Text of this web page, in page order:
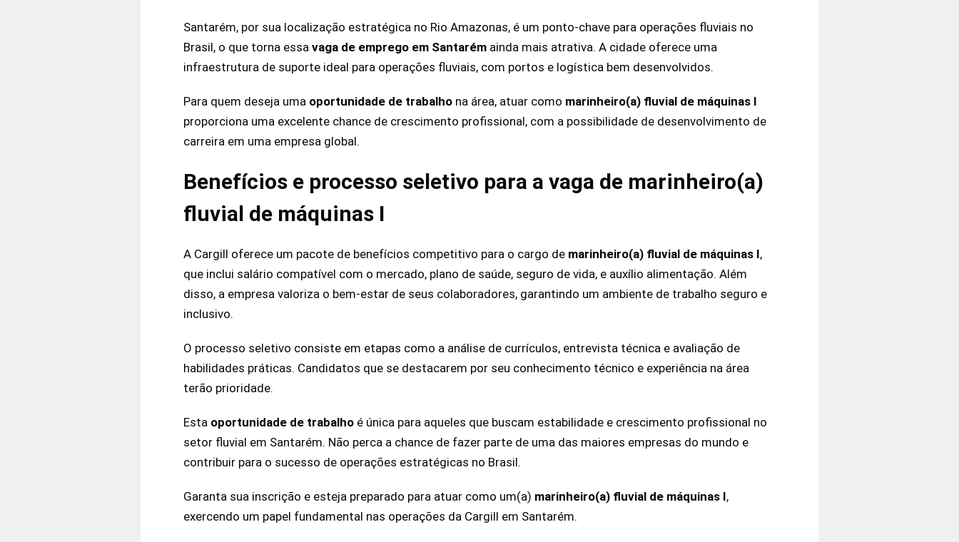
Santarém, por sua localização estratégica no Rio Amazonas, é um ponto-chave para operações fluviais no
Brasil, o que torna essa vaga de emprego em Santarém ainda mais atrativa. A cidade oferece uma
infraestrutura de suporte ideal para operações fluviais, com portos e logística bem desenvolvidos.
Para quem deseja uma oportunidade de trabalho na área, atuar como marinheiro(a) fluvial de máquinas I
proporciona uma excelente chance de crescimento profissional, com a possibilidade de desenvolvimento de
carreira em uma empresa global.
Benefícios e processo seletivo para a vaga de marinheiro(a)
fluvial de máquinas I
A Cargill oferece um pacote de benefícios competitivo para o cargo de marinheiro(a) fluvial de máquinas I,
que inclui salário compatível com o mercado, plano de saúde, seguro de vida, e auxílio alimentação. Além
disso, a empresa valoriza o bem-estar de seus colaboradores, garantindo um ambiente de trabalho seguro e
inclusivo.
O processo seletivo consiste em etapas como a análise de currículos, entrevista técnica e avaliação de
habilidades práticas. Candidatos que se destacarem por seu conhecimento técnico e experiência na área
terão prioridade.
Esta oportunidade de trabalho é única para aqueles que buscam estabilidade e crescimento profissional no
setor fluvial em Santarém. Não perca a chance de fazer parte de uma das maiores empresas do mundo e
contribuir para o sucesso de operações estratégicas no Brasil.
Garanta sua inscrição e esteja preparado para atuar como um(a) marinheiro(a) fluvial de máquinas I,
exercendo um papel fundamental nas operações da Cargill em Santarém.